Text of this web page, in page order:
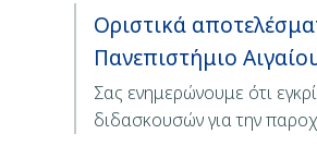
Οριστικά
Πανεπιστήμιο
Σας ενημερώνουμε ότι
διδασκουσών για την